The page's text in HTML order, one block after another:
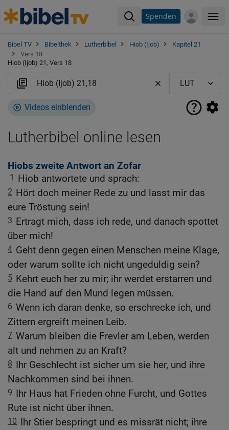
Spenden
Bibel TV Bibelthek Lutherbibel Hiob (Ijob)
Kapitel 21
Vers 18
Hiob (Ijob) 21, Vers 18
Videos einblenden
Lutherbibel online lesen
Hiobs zweite Antwort an Zofar
1 Hiob antwortete und sprach:
2 Hört doch meiner Rede zu und lasst mir das
eure Tröstung sein!
3 Ertragt mich, dass ich rede, und danach spottet
über mich!
4 Geht denn gegen einen Menschen meine Klage,
oder warum sollte ich nicht ungeduldig sein?
5 Kehrt euch her zu mir; ihr werdet erstarren und
die Hand auf den Mund legen müssen.
6 Wenn ich daran denke, so erschrecke ich, und
Zittern ergreift meinen Leib.
7 Warum bleiben die Frevler am Leben, werden
alt und nehmen zu an Kraft?
8 Ihr Geschlecht ist sicher um sie her, und ihre
Nachkommen sind bei ihnen.
9 Ihr Haus hat Frieden ohne Furcht, und Gottes
Rute ist nicht über ihnen.
10 Ihr Stier bespringt und es missrät nicht; ihre